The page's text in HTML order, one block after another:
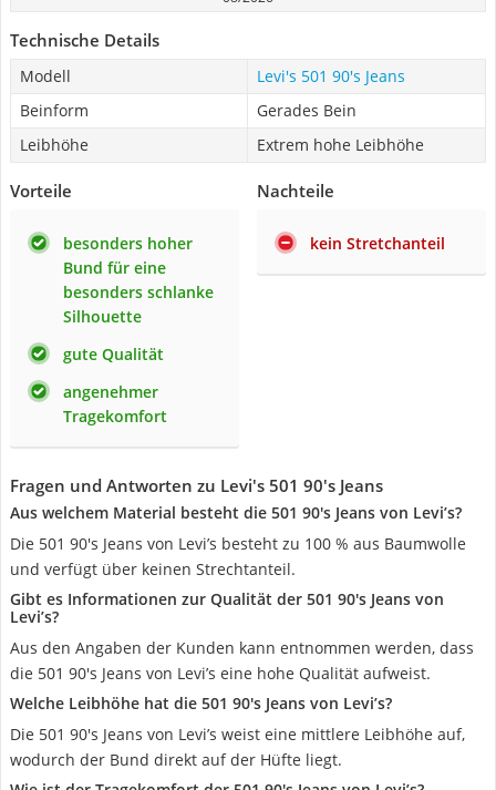
Technische Details
Modell
Levi's 501 90's Jeans
Beinform
Gerades Bein
Leibhöhe
Extrem hohe Leibhöhe
Vorteile
besonders hoher
Bund für eine
besonders schlanke
Silhouette
gute Qualität
angenehmer
Tragekomfort
Nachteile
kein Stretchanteil
Fragen und Antworten zu Levi's 501 90's Jeans
Aus welchem Material besteht die 501 90's Jeans von Levi’s?
Die 501 90's Jeans von Levi’s besteht zu 100 % aus Baumwolle
und verfügt über keinen Strechtanteil.
Gibt es Informationen zur Qualität der 501 90's Jeans von
Levi’s?
Aus den Angaben der Kunden kann entnommen werden, dass
die 501 90's Jeans von Levi’s eine hohe Qualität aufweist.
Welche Leibhöhe hat die 501 90's Jeans von Levi’s?
Die 501 90's Jeans von Levi’s weist eine mittlere Leibhöhe auf,
wodurch der Bund direkt auf der Hüfte liegt.